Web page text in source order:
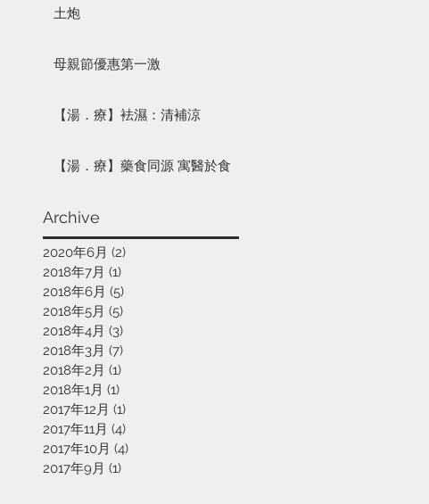
土炮
母親節優惠第一激
【湯．療】袪濕：清補涼
【湯．療】藥食同源 寓醫於食
Archive
2020年6月 (2)
2018年7月 (1)
2018年6月 (5)
2018年5月 (5)
2018年4月 (3)
2018年3月 (7)
2018年2月 (1)
2018年1月 (1)
2017年12月 (1)
2017年11月 (4)
2017年10月 (4)
2017年9月 (1)